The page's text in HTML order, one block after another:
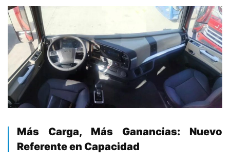
​Más Carga, Más Ganancias: Nuevo
Referente en Capacidad​